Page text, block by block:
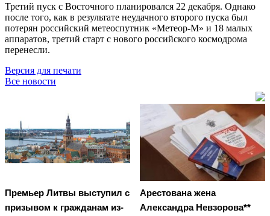
Третий пуск с Восточного планировался 22 декабря. Однако
после того, как в результате неудачного второго пуска был
потерян российский метеоспутник «Метеор-М» и 18 малых
аппаратов, третий старт с нового российского космодрома
перенесли.
Версия для печати
Все новости
Премьер Литвы выступил с
призывом к гражданам из-
Арестована жена
Александра Невзорова**